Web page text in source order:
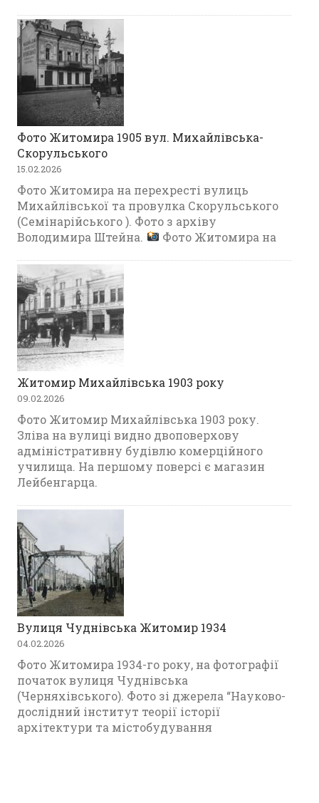
Фото Житомира 1905 вул. Михайлівська-
Скорульського
15.02.2026
Фото Житомира на перехресті вулиць
Михайлівської та провулка Скорульського
(Семінарійського ). Фото з архіву
Володимира Штейна.
Фото Житомира на
Житомир Михайлівська 1903 року
09.02.2026
Фото Житомир Михайлівська 1903 року.
Зліва на вулиці видно двоповерхову
адміністративну будівлю комерційного
училища. На першому поверсі є магазин
Лейбенгарца.
Вулиця Чуднівська Житомир 1934
04.02.2026
Фото Житомира 1934-го року, на фотографії
початок вулиця Чуднівська
(Черняхівського). Фото зі джерела “Науково-
дослідний інститут теорії історії
архітектури та містобудування